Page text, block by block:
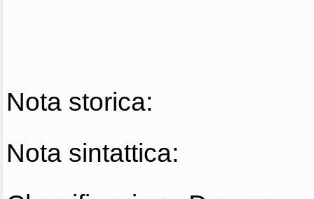
Nota storica:
Nota sintattica: